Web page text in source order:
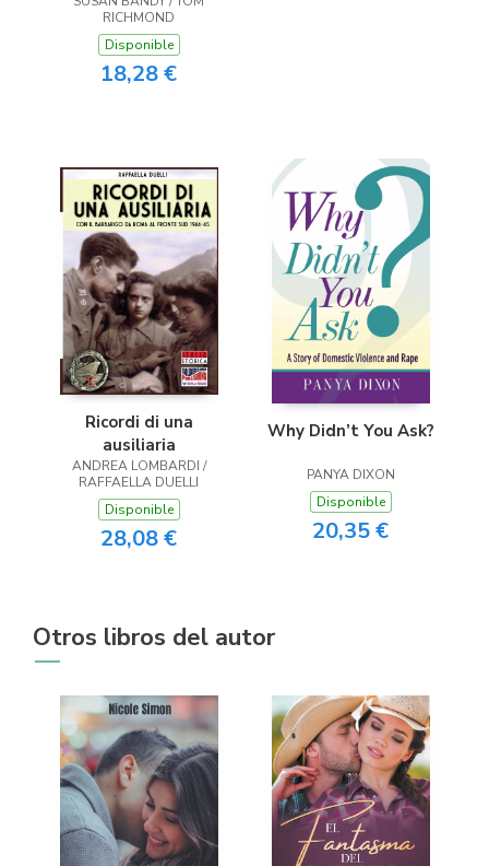
RICHMOND
Disponible
18,28 €
Ricordi di una
ausiliaria
ANDREA LOMBARDI /
RAFFAELLA DUELLI
Disponible
28,08 €
Why Didn’t You Ask?
PANYA DIXON
Disponible
20,35 €
Otros libros del autor